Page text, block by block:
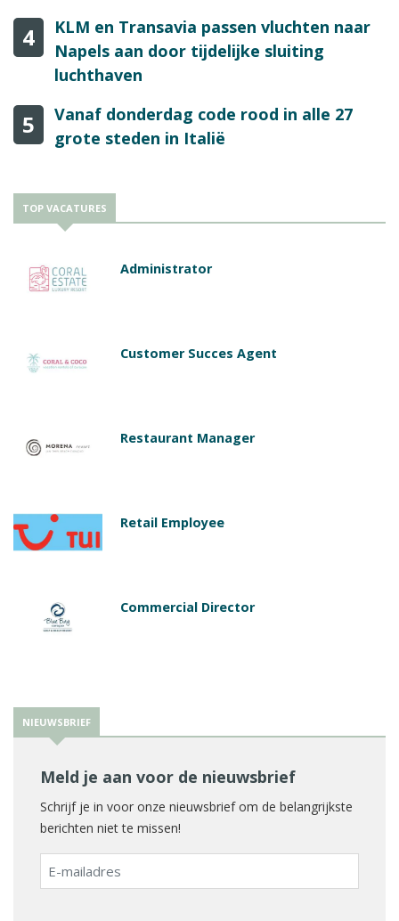
4
KLM en Transavia passen vluchten naar
Napels aan door tijdelijke sluiting
luchthaven
5
Vanaf donderdag code rood in alle 27
grote steden in Italië
TOP VACATURES
Administrator
Customer Succes Agent
Restaurant Manager
Retail Employee
Commercial Director
NIEUWSBRIEF
Meld je aan voor de nieuwsbrief
Schrijf je in voor onze nieuwsbrief om de belangrijkste
berichten niet te missen!
E-
mailadres